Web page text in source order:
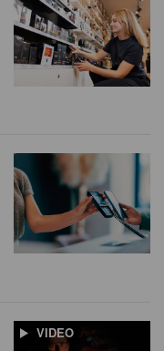
VIDEO